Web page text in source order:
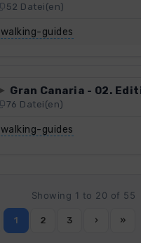
52 Datei(en)
walking-guides
Gran Canaria - 02.
76 Datei(en)
walking-guides
Showing 1 to 20 of 55
1 2 3 › »